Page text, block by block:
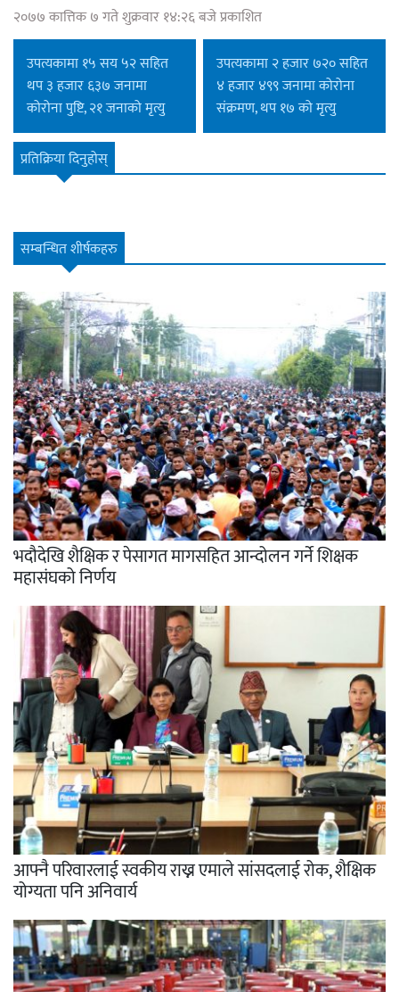
२०७७ कात्तिक ७ गते शुक्रवार १४:२६ बजे प्रकाशित
उपत्यकामा १५ सय ५२ सहित
थप ३ हजार ६३७ जनामा
कोरोना पुष्टि, २१ जनाको मृत्यु
उपत्यकामा २ हजार ७२० सहित
४ हजार ४९९ जनामा कोरोना
संक्रमण, थप १७ को मृत्यु
प्रतिक्रिया दिनुहोस्
सम्बन्धित शीर्षकहरु
भदौदेखि शैक्षिक र पेसागत मागसहित आन्दोलन गर्ने शिक्षक
महासंघको निर्णय
आफ्नै परिवारलाई स्वकीय राख्न एमाले सांसदलाई रोक, शैक्षिक
योग्यता पनि अनिवार्य